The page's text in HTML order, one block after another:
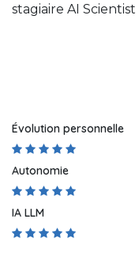
stagiaire AI Scientist
Évolution personnelle
Autonomie
IA LLM